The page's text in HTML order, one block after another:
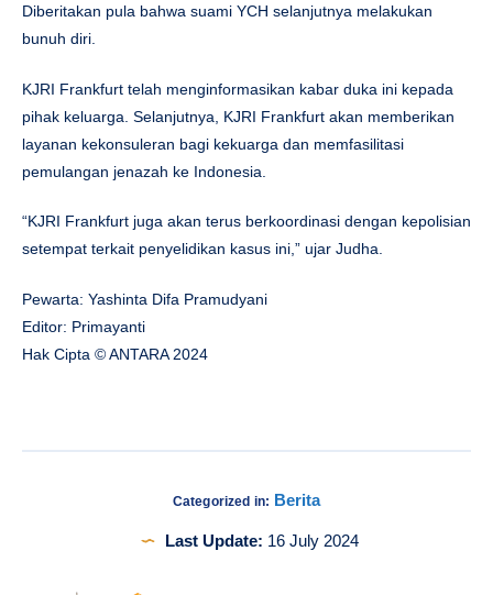
Diberitakan pula bahwa suami YCH selanjutnya melakukan
bunuh diri.
KJRI Frankfurt telah menginformasikan kabar duka ini kepada
pihak keluarga. Selanjutnya, KJRI Frankfurt akan memberikan
layanan kekonsuleran bagi kekuarga dan memfasilitasi
pemulangan jenazah ke Indonesia.
“KJRI Frankfurt juga akan terus berkoordinasi dengan kepolisian
setempat terkait penyelidikan kasus ini,” ujar Judha.
Pewarta: Yashinta Difa Pramudyani
Editor: Primayanti
Hak Cipta © ANTARA 2024
Categorized in: Berita
Last Update: 16 July 2024